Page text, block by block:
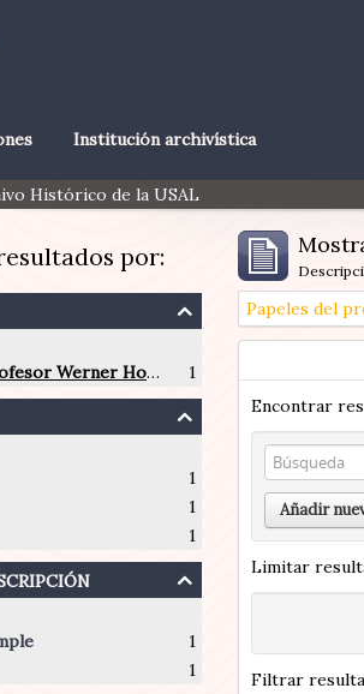
Institución archivística
Histórico de la USAL
por:
Papeles del profesor Werner Hoffmann
1
1
1
1
1
1
Encontrar
Añadir
Limitar
Filtrar